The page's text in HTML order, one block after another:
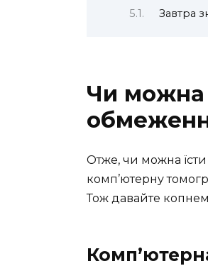
Завтра
Чи можна
Отже, чи можна
комп’ютерну
Тож давайте